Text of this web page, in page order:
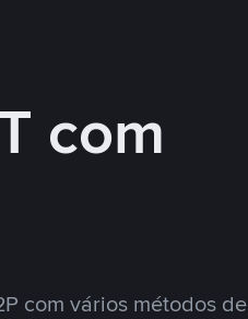
com
com vários métodos de